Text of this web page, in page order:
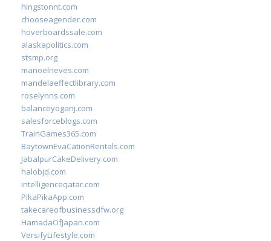
hingstonnt.com
chooseagender.com
hoverboardssale.com
alaskapolitics.com
stsmp.org
manoelneves.com
mandelaeffectlibrary.com
roselynns.com
balanceyoganj.com
salesforceblogs.com
TrainGames365.com
BaytownEvaCationRentals.com
JabalpurCakeDelivery.com
halobjd.com
intelligenceqatar.com
PikaPikaApp.com
takecareofbusinessdfw.org
HamadaOfJapan.com
VersifyLifestyle.com